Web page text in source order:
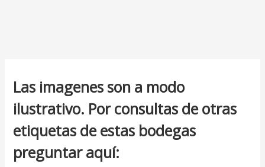
Las imagenes son a modo
ilustrativo. Por consultas de otras
etiquetas de estas bodegas
preguntar aquí: